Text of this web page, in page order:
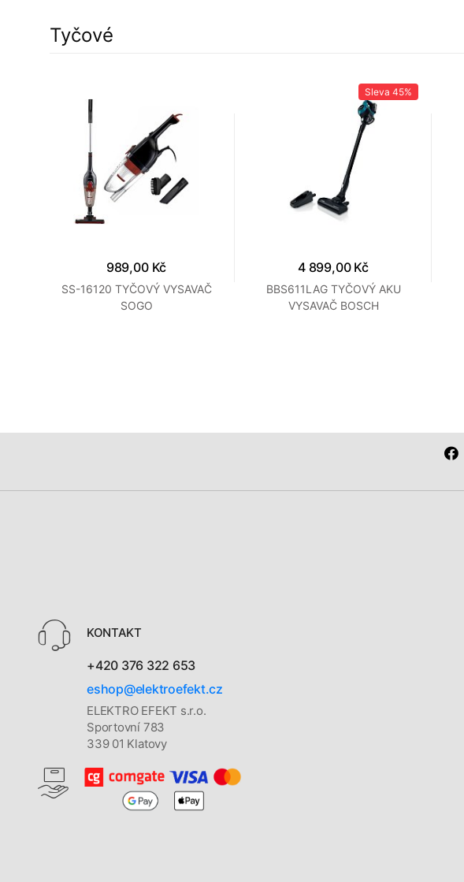
Tyčové
989,00 Kč
SS-16120 TYČOVÝ VYSAVAČ
SOGO
Sleva 45%
4 899,00 Kč
BBS611LAG TYČOVÝ AKU
VYSAVAČ BOSCH
KONTAKT
+420 376 322 653
eshop@elektroefekt.cz
ELEKTRO EFEKT s.r.o.
Sportovní 783
339 01 Klatovy